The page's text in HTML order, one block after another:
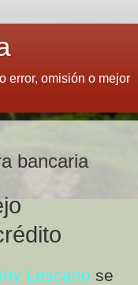
error, omisión o mejor
bancaria
Lescano se